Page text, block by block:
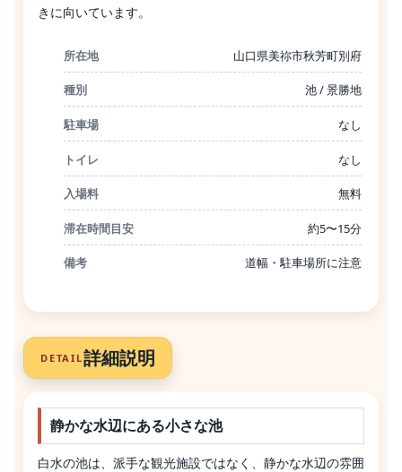
きに向いています。
所在地 山口県美祢市秋芳町別府
種別 池 / 景勝地
駐車場 なし
トイレ なし
入場料 無料
滞在時間目安 約5〜15分
備考 道幅・駐車場所に注意
DETAIL詳細説明
静かな水辺にある小さな池
白水の池は、派手な観光施設ではなく、静かな水辺の雰囲